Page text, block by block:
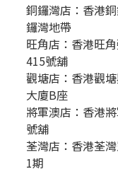
銅鑼灣店： 香港
鑼灣地帶
旺角店：香港旺
415號舖
觀塘店：香港觀
大廈B座
將軍澳店：香港
號舖
荃灣店：香港荃
1期